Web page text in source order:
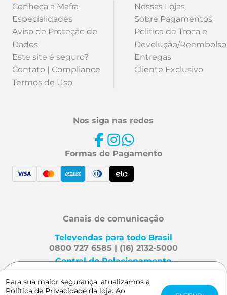
Para sua maior segurança, atualizamos a
Política de Privacidade da loja. Ao
R$ 37,56
Conheça a Mafra
Especialidades
Aviso de Proteção de
Dados
Este site é seguro?
Contato | Compliance
Termos de Uso
Nossas Lojas
Sobre Pagamentos
Politica de Troca e
Devolução/Reembolso
Entregas
Cliente Exclusivo
Nos siga nas redes
Formas de Pagamento
Canais de comunicação
Televendas para todo Brasil
0800 727 6585 | (16) 2132-5000
Central de Relacionamento